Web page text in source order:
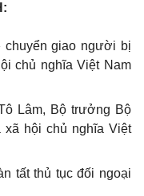
giao người bị
chủ nghĩa Việt Nam
Lâm, Bộ trưởng Bộ
xã hội chủ nghĩa Việt
tất thủ tục đối ngoại